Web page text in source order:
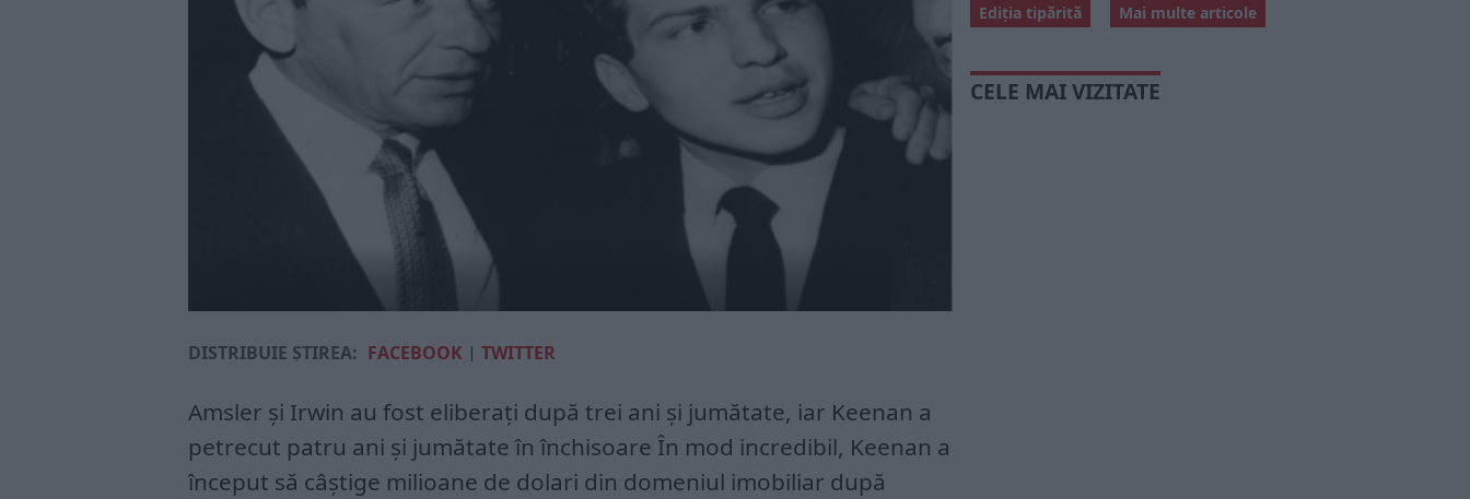
DISTRIBUIE ȘTIREA: FACEBOOK | TWITTER
Amsler și Irwin au fost eliberați după trei ani și jumătate, iar Keenan a
petrecut patru ani și jumătate în închisoare În mod incredibil, Keenan a
început să câștige milioane de dolari din domeniul imobiliar după
Mai multe articole
Ediția tipărită
CELE MAI VIZITATE